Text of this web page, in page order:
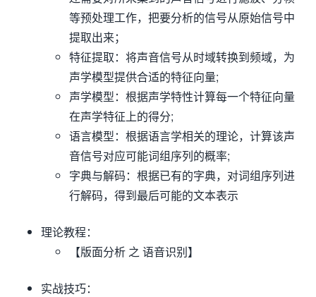
等预处理工作，把要分析的信号从原始信号中
提取出来；
特征提取：将声音信号从时域转换到频域，为
声学模型提供合适的特征向量;
声学模型：根据声学特性计算每一个特征向量
在声学特征上的得分;
语言模型：根据语言学相关的理论，计算该声
音信号对应可能词组序列的概率;
字典与解码：根据已有的字典，对词组序列进
行解码，得到最后可能的文本表示
理论教程：
【版面分析 之 语音识别】
实战技巧：